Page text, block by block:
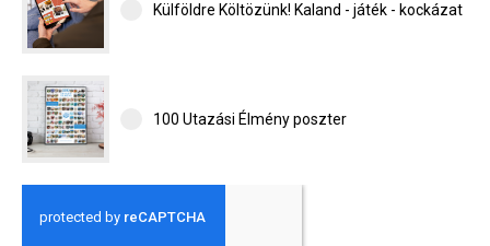
Külföldre Költözünk! Kaland - játék - kockázat
100 Utazási Élmény poszter